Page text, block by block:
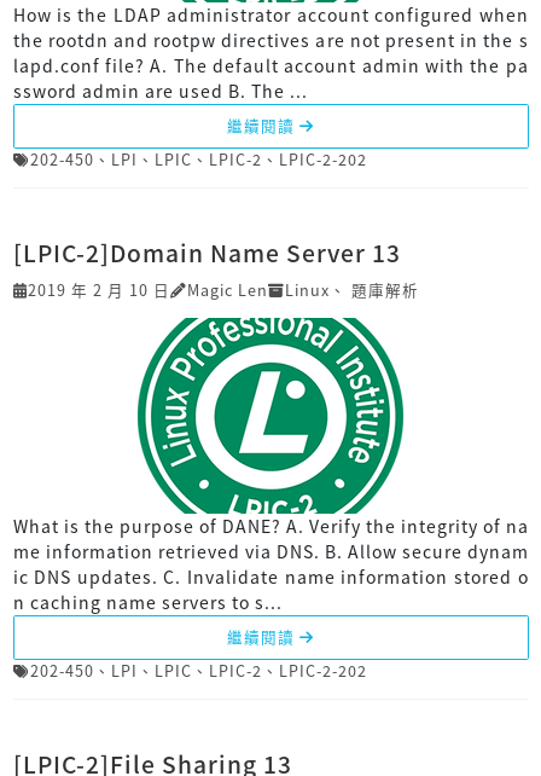
How is the LDAP administrator account configured when
the rootdn and rootpw directives are not present in the s
lapd.conf file? A. The default account admin with the pa
ssword admin are used B. The ...
繼續閱讀
202-450 、 LPI 、 LPIC 、 LPIC-2 、 LPIC-2-202
[LPIC-2]Domain Name Server 13
2019 年 2 月 10 日 Magic Len Linux 、 題庫解析
What is the purpose of DANE? A. Verify the integrity of na
me information retrieved via DNS. B. Allow secure dynam
ic DNS updates. C. Invalidate name information stored o
n caching name servers to s...
繼續閱讀
202-450 、 LPI 、 LPIC 、 LPIC-2 、 LPIC-2-202
[LPIC-2]File Sharing 13